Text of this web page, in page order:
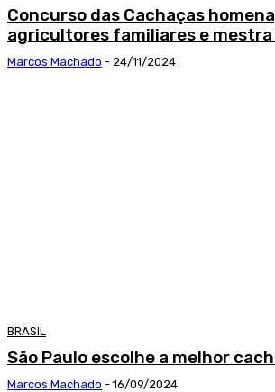
Concurso das Cachaças
agricultores familiares e
Marcos Machado - 24/11/2024
BRASIL
São Paulo escolhe a melhor
Marcos Machado - 16/09/2024